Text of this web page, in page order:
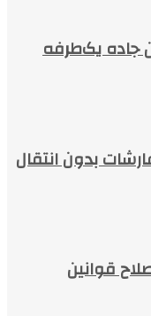
این جاده یک‌طرفه
بدون انتقال
قوانین